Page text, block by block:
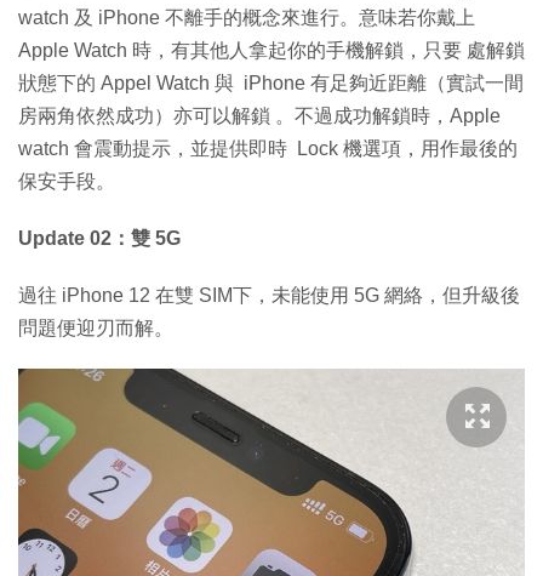
watch 及 iPhone 不離手的概念來進行。意味若你戴上
Apple Watch 時，有其他人拿起你的手機解鎖，只要 處解鎖
狀態下的 Appel Watch 與 iPhone 有足夠近距離（實試一間
房兩角依然成功）亦可以解鎖 。不過成功解鎖時，Apple
watch 會震動提示，並提供即時 Lock 機選項，用作最後的
保安手段。
Update 02：雙 5G
過往 iPhone 12 在雙 SIM下，未能使用 5G 網絡，但升級後
問題便迎刃而解。